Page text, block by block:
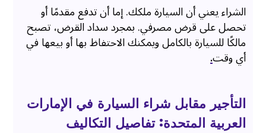
الشراء يعني أن السيارة ملكك. إما أن تدفع مقدمًا أو
تحصل على قرض مصرفي. بمجرد سداد القرض، تصبح
مالكًا للسيارة بالكامل ويمكنك الاحتفاظ بها أو بيعها في
أي وقت.
التأجير مقابل شراء السيارة في الإمارات
العربية المتحدة: تفاصيل التكاليف